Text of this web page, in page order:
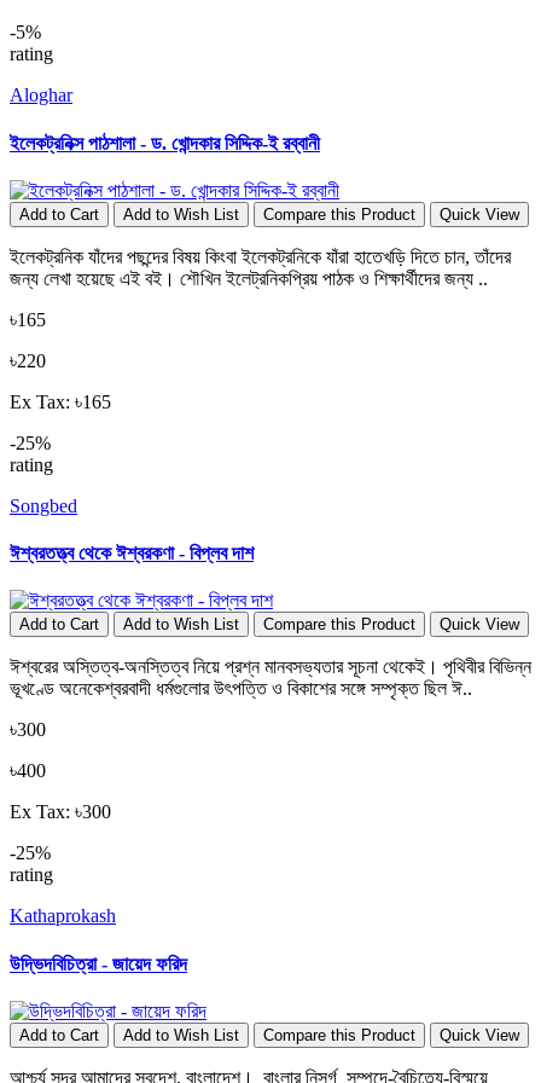
-5%
rating
Aloghar
ইলেকট্রনিক্স পাঠশালা - ড. খোন্দকার সিদ্দিক-ই রব্বানী
Add to Cart Add to Wish List Compare this Product Quick View
ইলেকট্রনিক যাঁদের পছন্দের বিষয় কিংবা ইলেকট্রনিকে যাঁরা হাতেখড়ি দিতে চান, তাঁদের
জন্য লেখা হয়েছে এই বই। শৌখিন ইলেট্রনিকপ্রিয় পাঠক ও শিক্ষার্থীদের জন্য ..
৳165
৳220
Ex Tax: ৳165
-25%
rating
Songbed
ঈশ্বরতত্ত্ব থেকে ঈশ্বরকণা - বিপ্লব দাশ
Add to Cart Add to Wish List Compare this Product Quick View
ঈশ্বরের অস্তিত্ব-অনস্তিত্ব নিয়ে প্রশ্ন মানবসভ্যতার সূচনা থেকেই। পৃথিবীর বিভিন্ন
ভূখণ্ডে অনেকেশ্বরবাদী ধর্মগুলোর উৎপত্তি ও বিকাশের সঙ্গে সম্পৃক্ত ছিল ঈ..
৳300
৳400
Ex Tax: ৳300
-25%
rating
Kathaprokash
উদ্ভিদবিচিত্রা - জায়েদ ফরিদ
Add to Cart Add to Wish List Compare this Product Quick View
আশ্চর্য সুন্দর আমাদের স্বদেশ, বাংলাদেশ। বাংলার নিসর্গ সম্পদে-বৈচিত্র্যে-বিস্ময়ে